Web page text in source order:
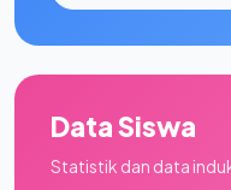
Data Siswa
Statistik dan data